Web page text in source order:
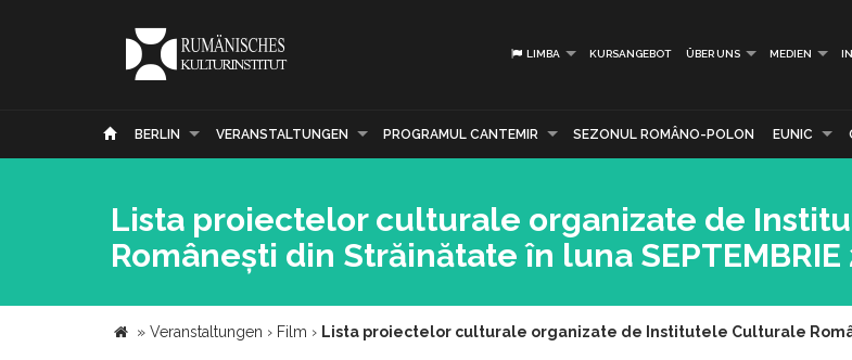
LIMBA KURSANGEBOT ÜBER UNS MEDIEN
BERLIN VERANSTALTUNGEN PROGRAMUL CANTEMIR SEZONUL ROMÂNO-POLON EUNIC
Lista proiectelor culturale organizate de
Românești din Străinătate în luna SEPTEMBRIE
» Veranstaltungen › Film › Lista proiectelor culturale organizate de Institutele Culturale